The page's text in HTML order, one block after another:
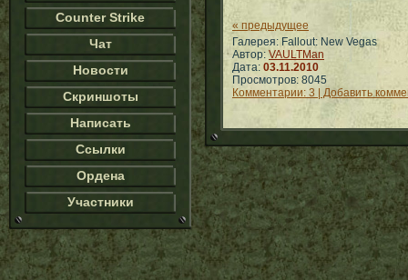
Counter Strike
Чат
Новости
Скриншоты
Написать
Ссылки
Ордена
Участники
« предыдущее
Галерея: Fallout: New Vegas
Автор: VAULTMan
Дата: 03.11.2010
Просмотров: 8045
Комментарии: 3 | Добавить